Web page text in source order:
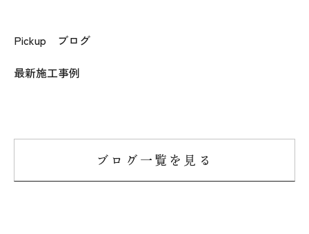
Pickup ブログ
最新施工事例
ブログ一覧を見る